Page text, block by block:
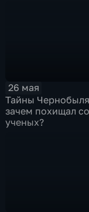
26 мая
Тайны
зачем похищал
ученых?